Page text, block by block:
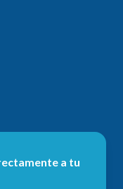
a tu